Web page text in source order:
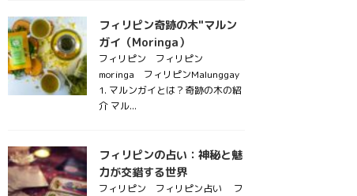
フィリピン奇跡の木"マルン
ガイ（Moringa）
フィリピン フィリピン
moringa フィリピンMalunggay
1. マルンガイとは？奇跡の木の紹
介 マル...
フィリピンの占い：神秘と魅
力が交錯する世界
フィリピン フィリピン占い フ